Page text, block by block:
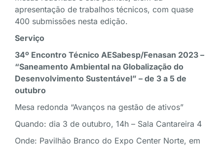
apresentação de trabalhos técnicos, com quase
400 submissões nesta edição.
Serviço
34º Encontro Técnico AESabesp/Fenasan 2023 –
“Saneamento Ambiental na Globalização do
Desenvolvimento Sustentável” – de 3 a 5 de
outubro
Mesa redonda “Avanços na gestão de ativos”
Quando: dia 3 de outubro, 14h – Sala Cantareira 4
Onde: Pavilhão Branco do Expo Center Norte, em